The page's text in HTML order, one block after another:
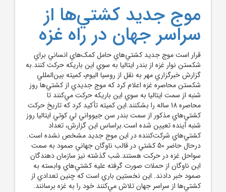
موج جديد کشتي‌ها از
سراسر جهان در راه غزه
قرار است موج جديد کشتي‌هاي حامل کمک‌هاي انساني براي
شکستن نوار غزه از بندر ايتاليا به سوي اين باريکه حرکت کنند.به
گزارش خبرگزاري مهر به نقل از روسيا اليوم، کميته بين‌المللي
شکستن محاصره غزه اعلام کرد که موج جديدي از کشتي‌ها روز
شنبه از سمت ايتاليا به سوي اين باريکه حرکت مي‌کنند تا
محاصره 18 ساله را بشکنند.اين کميته تأکيد کرد که تاريخ حرکت
کشتي‌هاي مذکور از سمت بندر سن جيوواني لي کوتي ايتاليا روز
شنبه آينده تعيين شده است.براساس اين گزارش، تعداد
کشتي‌هاي شرکت‌کننده در اين موج جديد مشخص نشده است.
درحال حاضر 50 کشتي در قالب ناوگان جهاني صمود به سمت
سواحل غزه در حرکت هستند.شب گذشته نيز سازمان دهندگان
اين ناوگان از حملات صورت گرفته عليه کشتي‌هاي وابسته به
صمود خبر دادند. اين نخستين باري است که چنين تعدادي از
کشتي‌ها از سراسر جهان تلاش مي‌کنند خود را به غزه برسانند.